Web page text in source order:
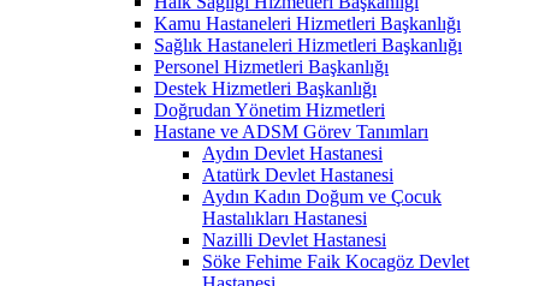
Kamu Hastaneleri Hizmetleri Başkanlığı
Sağlık Hastaneleri Hizmetleri Başkanlığı
Personel Hizmetleri Başkanlığı
Destek Hizmetleri Başkanlığı
Doğrudan Yönetim Hizmetleri
Hastane ve ADSM Görev Tanımları
Aydın Devlet Hastanesi
Atatürk Devlet Hastanesi
Aydın Kadın Doğum ve Çocuk
Hastalıkları Hastanesi
Nazilli Devlet Hastanesi
Söke Fehime Faik Kocagöz Devlet